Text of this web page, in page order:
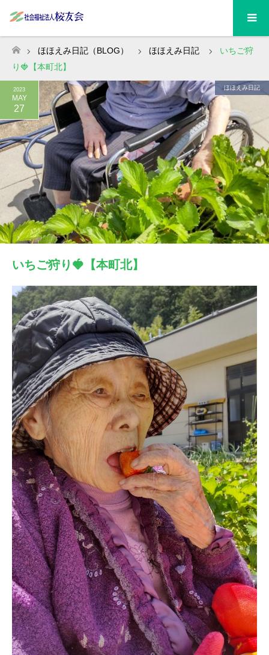
ホーム
ほほえみ日記（BLOG） ほほえみ日記
いちご狩
り🍓【本町北】
2023
MAY
27
ほほえみ日記
いちご狩り🍓【本町北】